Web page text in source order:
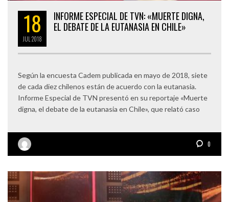
18
JUL 2018
INFORME ESPECIAL DE TVN: «MUERTE DIGNA,
EL DEBATE DE LA EUTANASIA EN CHILE»
Según la encuesta Cadem publicada en mayo de 2018, siete
de cada diez chilenos están de acuerdo con la eutanasia.
Informe Especial de TVN presentó en su reportaje «Muerte
digna, el debate de la eutanasia en Chile», que relató caso
0